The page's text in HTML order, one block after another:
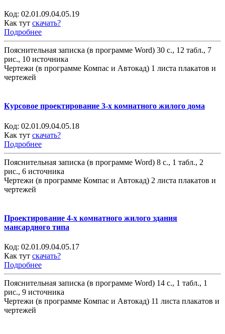
Код: 02.01.09.04.05.19
Как тут скачать?
Подробнее
Пояснительная записка (в программе Word) 30 с., 12 табл., 7
рис., 10 источника
Чертежи (в программе Компас и Автокад) 1 листа плакатов и
чертежей
Курсовое проектирование 3-х комнатного жилого дома
Код: 02.01.09.04.05.18
Как тут скачать?
Подробнее
Пояснительная записка (в программе Word) 8 с., 1 табл., 2
рис., 6 источника
Чертежи (в программе Компас и Автокад) 2 листа плакатов и
чертежей
Проектирование 4-х комнатного жилого здания
мансардного типа
Код: 02.01.09.04.05.17
Как тут скачать?
Подробнее
Пояснительная записка (в программе Word) 14 с., 1 табл., 1
рис., 9 источника
Чертежи (в программе Компас и Автокад) 11 листа плакатов и
чертежей